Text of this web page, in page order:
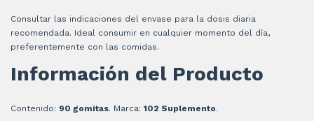
Consultar las indicaciones del envase para la dosis diaria
recomendada. Ideal consumir en cualquier momento del día,
preferentemente con las comidas.
Información del Producto
Contenido: 90 gomitas. Marca: 102 Suplemento.